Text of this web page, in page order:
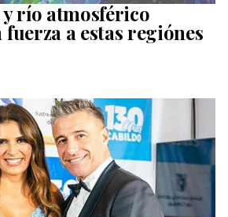
río atmosférico
a estas regiónes